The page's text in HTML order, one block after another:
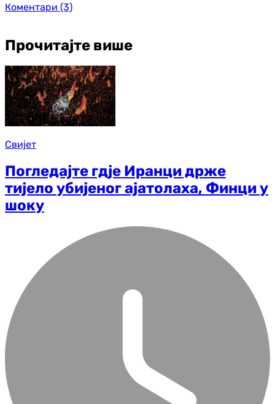
Коментари (3)
Прочитајте више
Свијет
Погледајте гдје Иранци држе
тијело убијеног ајатолаха, Финци у
шоку